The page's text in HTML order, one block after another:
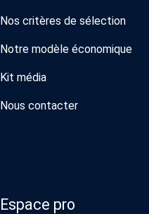
Nos critères de sélection
Notre modèle économique
Kit média
Nous contacter
Espace pro